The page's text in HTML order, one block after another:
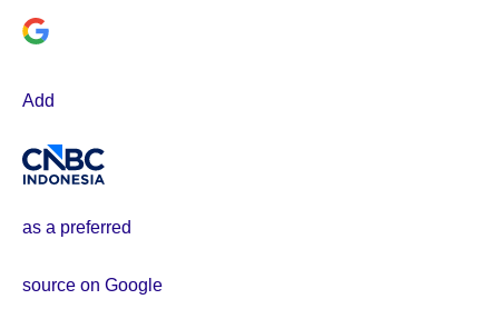
Add
as a preferred
source on Google